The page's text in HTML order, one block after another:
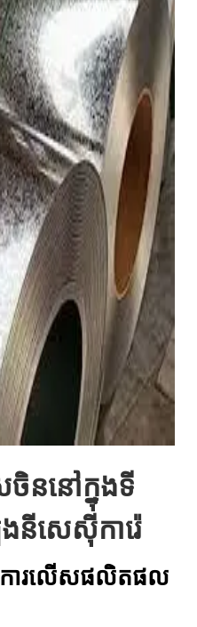
ចិននៅក្នុងទី
ងនីសេស៊ីការ៉េ
ារលើស​ផលិតផល​